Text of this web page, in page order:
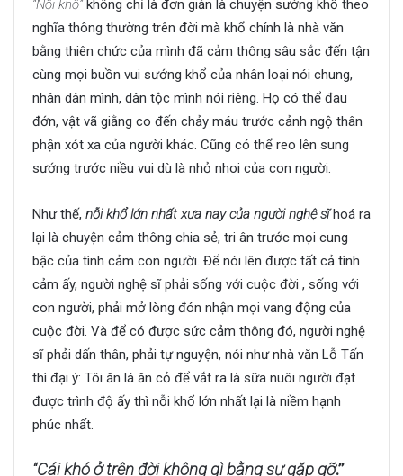
“Nỗi khổ”không chỉ là đơn giản là chuyện sướng khổ theo
nghĩa thông thường trên đời mà khổ chính là nhà văn
bằng thiên chức của mình đã cảm thông sâu sắc đến tận
cùng mọi buồn vui sướng khổ của nhân loại nói chung,
nhân dân mình, dân tộc mình nói riêng. Họ có thể đau
đớn, vật vã giằng co đến chảy máu trước cảnh ngộ thân
phận xót xa của người khác. Cũng có thể reo lên sung
sướng trước niều vui dù là nhỏ nhoi của con người.
Như thế, nỗi khổ lớn nhất xưa nay của người nghệ sĩ hoá ra
lại là chuyện cảm thông chia sẻ, tri ân trước mọi cung
bậc của tình cảm con người. Để nói lên được tất cả tình
cảm ấy, người nghệ sĩ phải sống với cuộc đời , sống với
con người, phải mở lòng đón nhận mọi vang động của
cuộc đời. Và để có được sức cảm thông đó, người nghệ
sĩ phải dấn thân, phải tự nguyện, nói như nhà văn Lỗ Tấn
thì đại ý: Tôi ăn lá ăn cỏ để vắt ra là sữa nuôi người đạt
được trình độ ấy thì nỗi khổ lớn nhất lại là niềm hạnh
phúc nhất.
“Cái khó ở trên đời không gì bằng sự gặp gỡ.”